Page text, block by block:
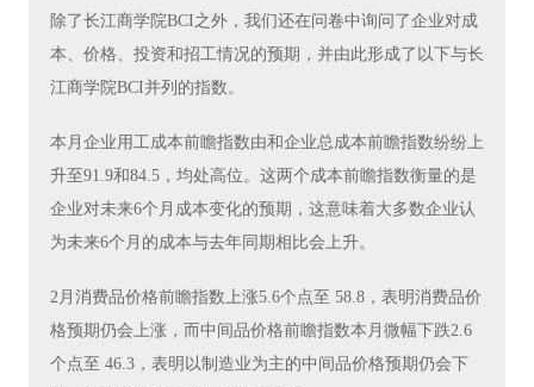
除了长江商学院BCI之外，我们还在问卷中询问了企业对成
本、价格、投资和招工情况的预期，并由此形成了以下与长
江商学院BCI并列的指数。
本月企业用工成本前瞻指数由和企业总成本前瞻指数纷纷上
升至91.9和84.5，均处高位。这两个成本前瞻指数衡量的是
企业对未来6个月成本变化的预期，这意味着大多数企业认
为未来6个月的成本与去年同期相比会上升。
2月消费品价格前瞻指数上涨5.6个点至 58.8，表明消费品价
格预期仍会上涨，而中间品价格前瞻指数本月微幅下跌2.6
个点至 46.3，表明以制造业为主的中间品价格预期仍会下